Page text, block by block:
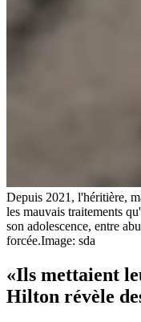
Depuis 2021, l'héritière,
les mauvais traitements
son adolescence, entre
forcée.Image: sda
«Ils mettaient
Hilton révèle